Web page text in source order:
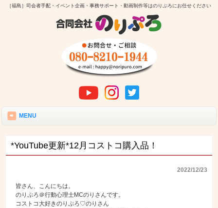
［福島］司会者手配・イベント企画・事務サポート・動画制作等はのりぷろにお任せください
MENU
*YouTube更新*12月コストコ購入品！
2022/12/23
皆さん、こんにちは。
のりぷろ＠行動心理士MCのりさんです。
コストコ大好きのりぷろ♡のりさん